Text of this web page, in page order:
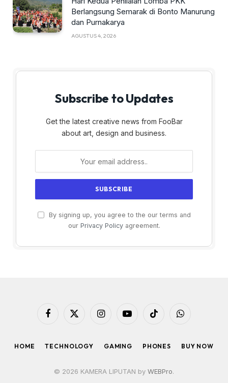
Berlangsung Semarak di Bonto Manurung
dan Purnakarya
AGUSTUS 4, 2026
Subscribe to Updates
Get the latest creative news from FooBar
about art, design and business.
By signing up, you agree to the our terms and
our Privacy Policyagreement.
Facebook
X
InstagramYouTubeTikTok WhatsApp
HOME TECHNOLOGY GAMING PHONES BUY NOW
© 2026 KAMERA LIPUTAN by WEBPro.